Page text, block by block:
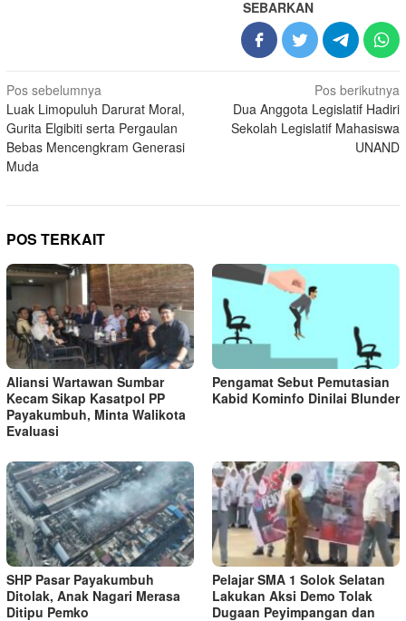
SEBARKAN
Navigasi
pos
Pos sebelumnya
Luak Limopuluh Darurat Moral,
Gurita Elgibiti serta Pergaulan
Bebas Mencengkram Generasi
Muda
Pos berikutnya
Dua Anggota Legislatif Hadiri
Sekolah Legislatif Mahasiswa
UNAND
POS TERKAIT
Aliansi Wartawan Sumbar
Kecam Sikap Kasatpol PP
Payakumbuh, Minta Walikota
Evaluasi
Pengamat Sebut Pemutasian
Kabid Kominfo Dinilai Blunder
SHP Pasar Payakumbuh
Ditolak, Anak Nagari Merasa
Ditipu Pemko
Pelajar SMA 1 Solok Selatan
Lakukan Aksi Demo Tolak
Dugaan Peyimpangan dan